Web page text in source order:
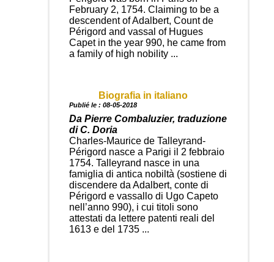
February 2, 1754. Claiming to be a
descendent of Adalbert, Count de
Périgord and vassal of Hugues
Capet in the year 990, he came from
a family of high nobility ...
Biografia in italiano
Publié le : 08-05-2018
Da Pierre Combaluzier, traduzione
di C. Doria
Charles-Maurice de Talleyrand-
Périgord nasce a Parigi il 2 febbraio
1754. Talleyrand nasce in una
famiglia di antica nobiltà (sostiene di
discendere da Adalbert, conte di
Périgord e vassallo di Ugo Capeto
nell’anno 990), i cui titoli sono
attestati da lettere patenti reali del
1613 e del 1735 ...